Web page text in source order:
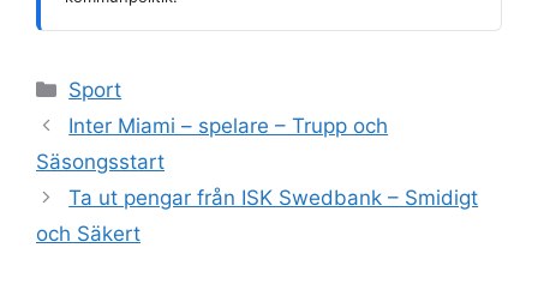
Kategorier
Sport
Inter Miami – spelare – Trupp och
Säsongsstart
Ta ut pengar från ISK Swedbank – Smidigt
och Säkert